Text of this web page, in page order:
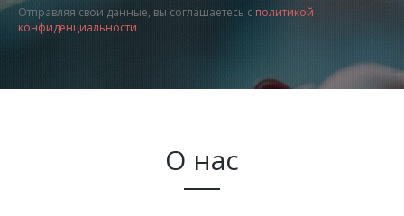
Отправляя свои данные, вы соглашаетесь с политикой
конфиденциальности
О нас